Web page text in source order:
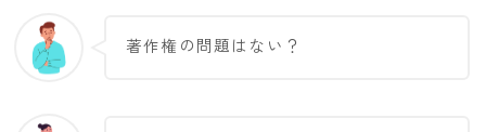
著作権の問題はない？